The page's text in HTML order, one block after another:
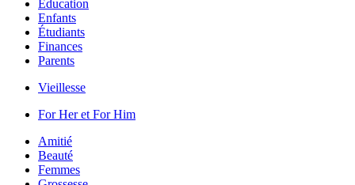
Éducation
Enfants
Étudiants
Finances
Parents
Vieillesse
For Her et For Him
Amitié
Beauté
Femmes